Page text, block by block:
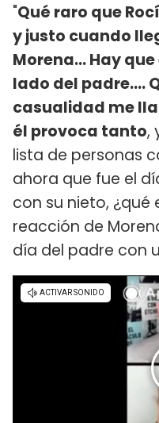
"Qué raro que
y justo cuando
Morena... Hay
lado del padre....
casualidad me
él provoca tanto,
lista de personas
ahora que fue el
con su nieto, ¿qué
reacción de
día del padre con